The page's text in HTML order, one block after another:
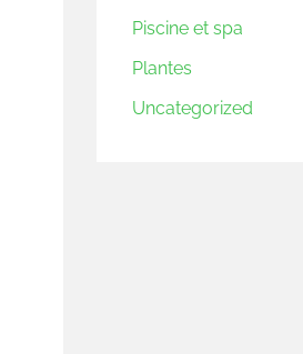
Piscine et spa
Plantes
Uncategorized